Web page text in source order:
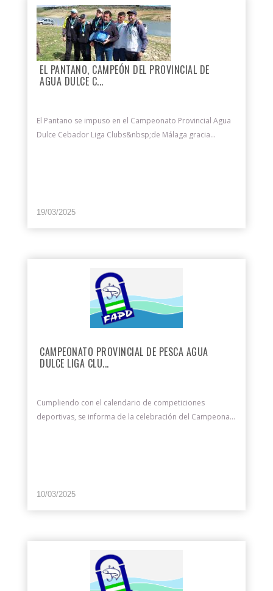
EL PANTANO, CAMPEÓN DEL PROVINCIAL DE
AGUA DULCE C...
El Pantano se impuso en el Campeonato Provincial Agua
Dulce Cebador Liga Clubs&nbsp;de Málaga gracia...
19/03/2025
CAMPEONATO PROVINCIAL DE PESCA AGUA
DULCE LIGA CLU...
Cumpliendo con el calendario de competiciones
deportivas, se informa de la celebración del Campeona...
10/03/2025